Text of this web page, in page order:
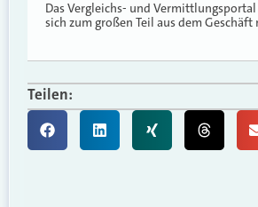
Das Vergleichs- und
sich zum großen Teil aus dem
Teilen: